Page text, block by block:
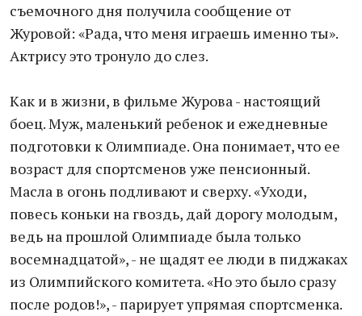
съемочного дня получила сообщение от
Журовой: «Рада, что меня играешь именно ты».
Актрису это тронуло до слез.
Как и в жизни, в фильме Журова - настоящий
боец. Муж, маленький ребенок и ежедневные
подготовки к Олимпиаде. Она понимает, что ее
возраст для спортсменов уже пенсионный.
Масла в огонь подливают и сверху. «Уходи,
повесь коньки на гвоздь, дай дорогу молодым,
ведь на прошлой Олимпиаде была только
восемнадцатой», - не щадят ее люди в пиджаках
из Олимпийского комитета. «Но это было сразу
после родов!», - парирует упрямая спортсменка.